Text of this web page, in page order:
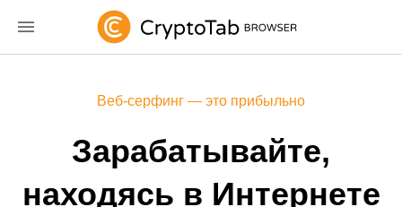
Веб-серфинг — это прибыльно
Зарабатывайте,
находясь в Интернете